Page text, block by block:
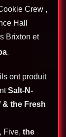
Crew ,
Hall
Brixton et
.
ont produit
Salt-N-
& the Fresh
, Five, the